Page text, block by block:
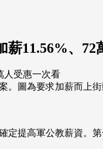
薪11.56%、72
。圖為要求加薪而上
定提高軍公教薪資。